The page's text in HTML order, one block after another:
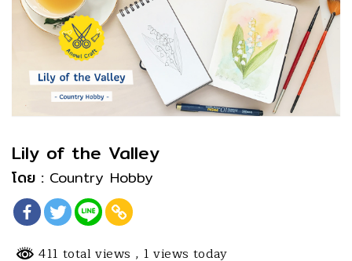
Lily of the Valley
โดย : Country Hobby
411 total views , 1 views today